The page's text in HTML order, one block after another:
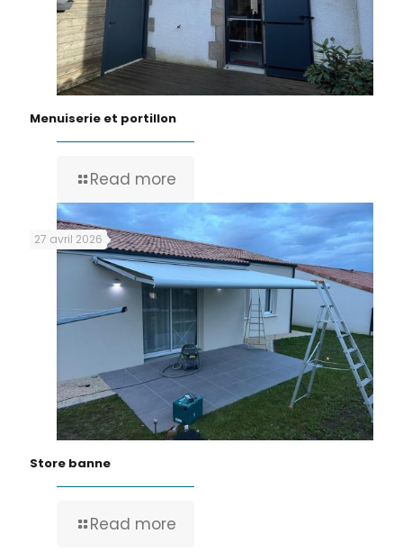
Menuiserie et portillon
Read more
27 avril 2026
Store banne
Read more